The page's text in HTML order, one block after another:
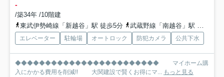
-
/築34年 /10階建
東武伊勢崎線「新越谷」駅 徒歩5分
武蔵野線「南越谷」駅 徒歩5分
エレベーター 駐輪場 オートロック 防犯カメラ 公共下水
◆◆◆◆◆◆◆◆◆◆◆◆◆◆◆◆◆◆◆◆◆◆◆◆ マイホーム購
入にかかる費用を削減!! 大関建設で賢くお得にマ... もっと見る